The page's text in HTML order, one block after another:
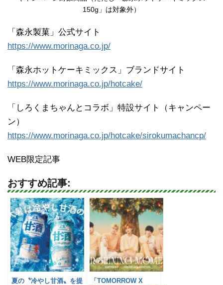
150g」は対象外）
「森永製菓」公式サイト
https://www.morinaga.co.jp/
「森永ホットケーキミックス」ブランドサイト
https://www.morinaga.co.jp/hotcake/
「しろくまちゃんとコラボ」特設サイト（キャンペー
ン）
https://www.morinaga.co.jp/hotcake/sirokumachancp/
WEB限定記事
おすすめ記事:
夏の〝冷やし甘酒〟を提
「TOMORROW X